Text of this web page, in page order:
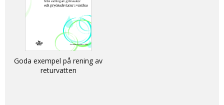
Goda exempel på rening av
returvatten